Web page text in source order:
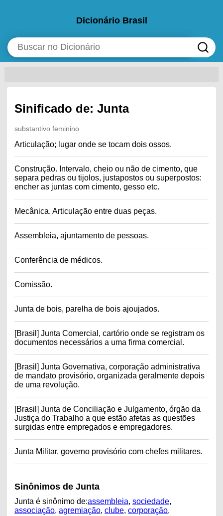
Dicionário Brasil
Sinificado de: Junta
substantivo feminino
Articulação; lugar onde se tocam dois ossos.
Construção. Intervalo, cheio ou não de cimento, que
separa pedras ou tijolos, justapostos ou superpostos:
encher as juntas com cimento, gesso etc.
Mecânica. Articulação entre duas peças.
Assembleia, ajuntamento de pessoas.
Conferência de médicos.
Comissão.
Junta de bois, parelha de bois ajoujados.
[Brasil] Junta Comercial, cartório onde se registram os
documentos necessários a uma firma comercial.
[Brasil] Junta Governativa, corporação administrativa
de mandato provisório, organizada geralmente depois
de uma revolução.
[Brasil] Junta de Conciliação e Julgamento, órgão da
Justiça do Trabalho a que estão afetas as questões
surgidas entre empregados e empregadores.
Junta Militar, governo provisório com chefes militares.
Sinônimos de Junta
Junta é sinônimo de:assembleia, sociedade,
associação, agremiação, clube, corporação,